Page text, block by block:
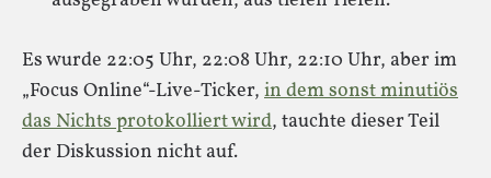
Es wurde 22:05 Uhr, 22:08 Uhr, 22:10 Uhr, aber im
„Focus Online“-Live-Ticker, in dem sonst minutiös
das Nichts protokolliert wird, tauchte dieser Teil
der Diskussion nicht auf.